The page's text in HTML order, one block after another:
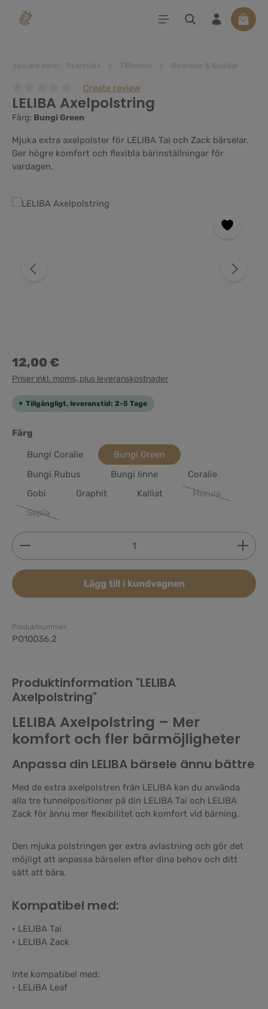
Genomsnittligt betyg på 0 av 5 stjärnor
Create review
LELIBA Axelpolstring
Färg: Bungi Green
Mjuka extra axelpolster för LELIBA Tai och Zack bärselar.
Ger högre komfort och flexibla bärinställningar för
vardagen.
Hoppa över bildgalleri
12,00 €
Priser inkl. moms, plus leveranskostnader
Tillgängligt, leveranstid: 2-5 Tage
Välj
Färg
Bungi Coralie
Bungi Green
Bungi Rubus
Bungi linne
Coralie
Gobi
Graphit Kalliat Merula
(Det här
Sepia
(Det här alternativet är för närvarande inte tillgängligt.)
Produktkvantitet: Ange önskat belopp eller
Lägg till i kundvagnen
Produktnummer:
PO10036.2
Produktinformation "LELIBA
Axelpolstring"
LELIBA Axelpolstring – Mer
komfort och fler bärmöjligheter
Anpassa din LELIBA bärsele ännu bättre
Med de extra axelpolstren från LELIBA kan du använda
alla tre tunnelpositioner på din LELIBA Tai och LELIBA
Zack för ännu mer flexibilitet och komfort vid bärning.
Den mjuka polstringen ger extra avlastning och gör det
möjligt att anpassa bärselen efter dina behov och ditt
sätt att bära.
Kompatibel med:
• LELIBA Tai
• LELIBA Zack
Inte kompatibel med:
• LELIBA Leaf